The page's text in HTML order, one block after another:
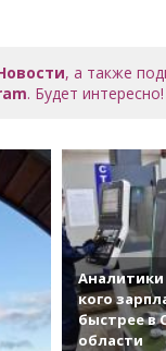
, а также
. Будет интересно!
кого
быстрее в
области